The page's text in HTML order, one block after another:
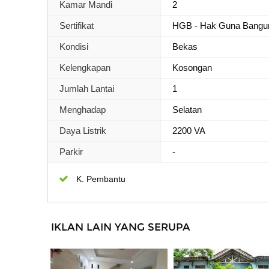
Kamar Mandi 2
Sertifikat HGB - Hak Guna
Kondisi Bekas
Kelengkapan Kosongan
Jumlah Lantai 1
Menghadap Selatan
Daya Listrik 2200 VA
Parkir -
K. Pembantu
IKLAN LAIN YANG SERUPA